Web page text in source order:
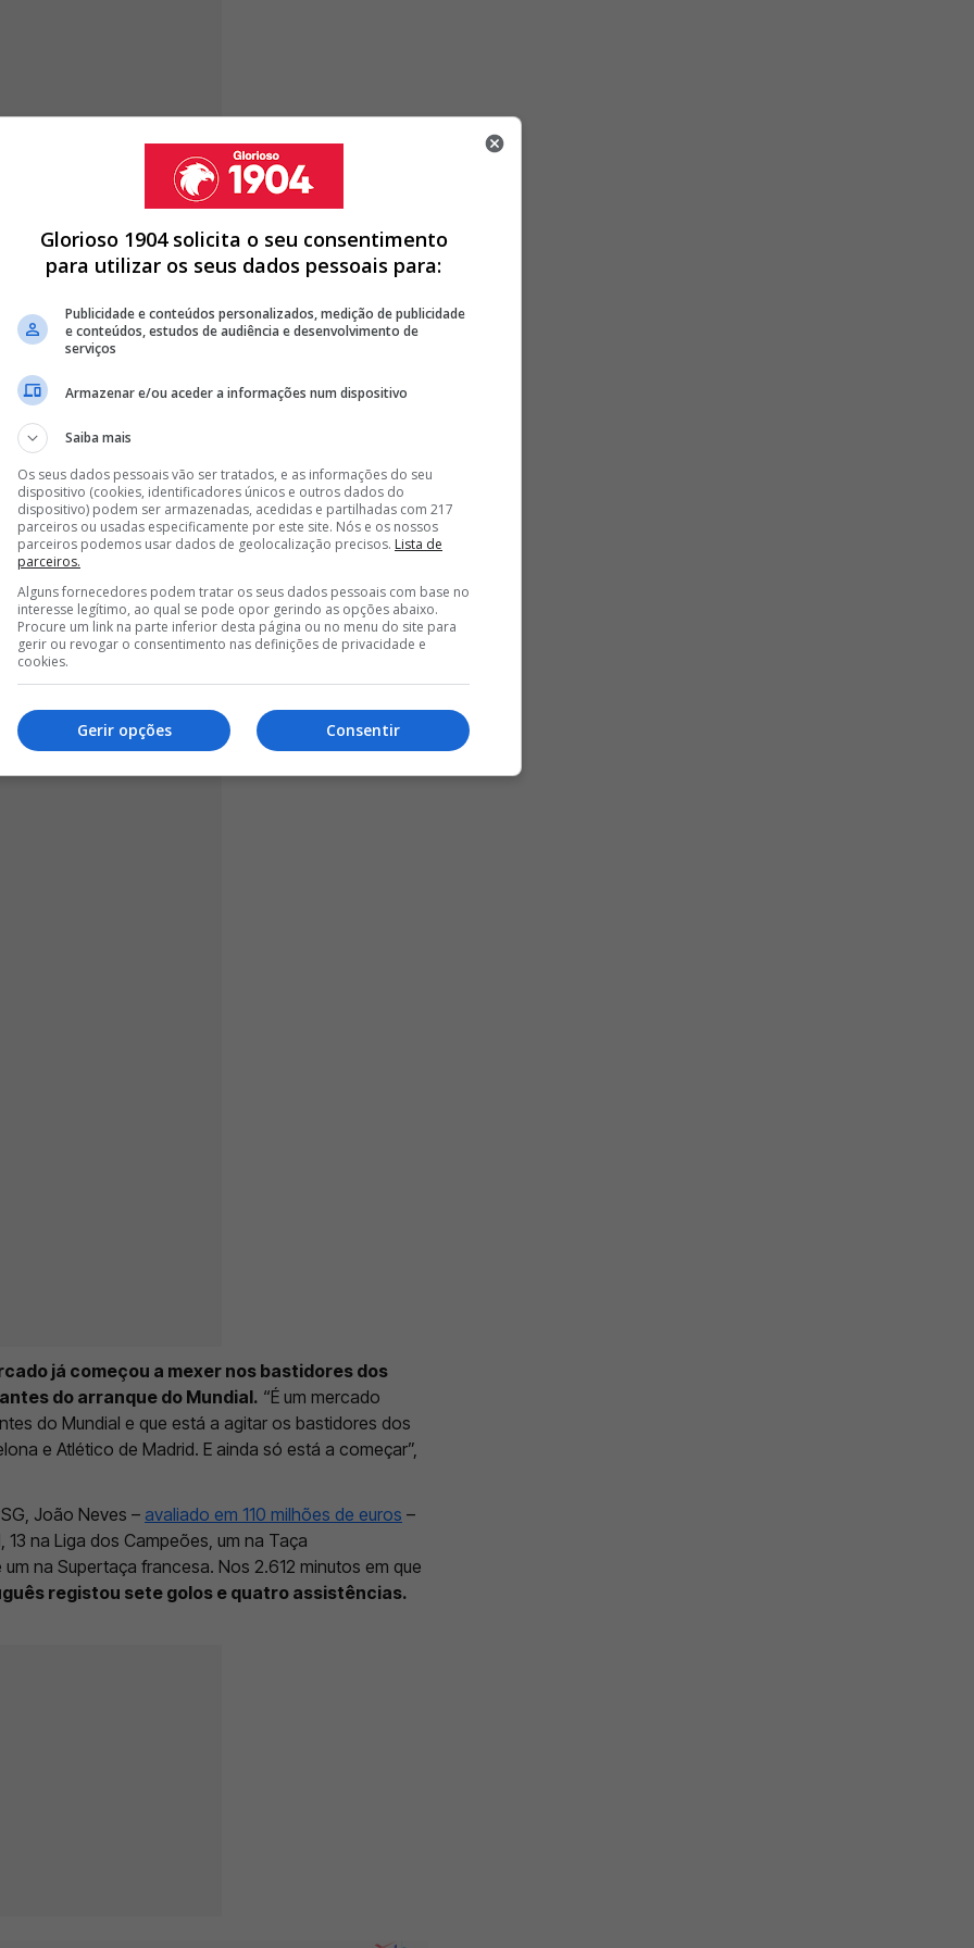
José Mourinho ao Santiago Bernabéu
objetivos ambiciosos para o verão. De acordo
SER,
o jogador do PSG faz parte da lista de
em que se prepara para disputar a final da Liga dos
2026 ao serviço da Seleção Nacional.
SOUBE APROVEITAR MOURINHO NO BENFICA
PRÓXIMO TREINADOR DO BENFICA FOI FLORENTINO
VITÓRIA DE FLORENTINO PÉREZ NO REAL MADRID
< >
Neves, médio do PSG, que vai jogar a final da
Castaño, garantindo ainda que o presidente madrileno
atacar o mercado.
já começou a mexer nos bastidores dos
do arranque do Mundial. “É um mercado
do Mundial e que está a agitar os bastidores dos
e Atlético de Madrid. E ainda só está a começar”,
João Neves – avaliado em 110 milhões de euros –
13 na Liga dos Campeões, um na Taça
na Supertaça francesa. Nos 2.612 minutos em que
registou sete golos e quatro assistências.
Glorioso 1904 solicita o seu consentimento
para utilizar os seus dados pessoais para:
Publicidade e conteúdos personalizados, medição de publicidade
e conteúdos, estudos de audiência e desenvolvimento de
serviços
Armazenar e/ou aceder a informações num dispositivo
Saiba mais
Os seus dados pessoais vão ser tratados, e as informações do seu
dispositivo (cookies, identificadores únicos e outros dados do
dispositivo) podem ser armazenadas, acedidas e partilhadas com 217
parceiros ou usadas especificamente por este site. Nós e os nossos
parceiros podemos usar dados de geolocalização precisos. Lista de
parceiros.
Alguns fornecedores podem tratar os seus dados pessoais com base no
interesse legítimo, ao qual se pode opor gerindo as opções abaixo.
Procure um link na parte inferior desta página ou no menu do site para
gerir ou revogar o consentimento nas definições de privacidade e
cookies.
Consentir
Gerir opções